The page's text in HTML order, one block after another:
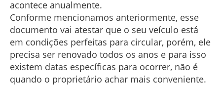
acontece anualmente.
Conforme mencionamos anteriormente, esse
documento vai atestar que o seu veículo está
em condições perfeitas para circular, porém, ele
precisa ser renovado todos os anos e para isso
existem datas específicas para ocorrer, não é
quando o proprietário achar mais conveniente.